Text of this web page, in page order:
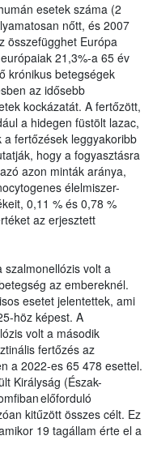
esetek száma (2
nőtt, és 2007
összefügghet Európa
21,3%-a 65 év
krónikus betegségek
az idősebb
kockázatát. A fertőzött,
a hidegen füstölt lazac,
fertőzések leggyakoribb
hogy a fogyasztásra
azon minták aránya,
élelmiszer-
0,11 % és 0,78 %
az erjesztett
szalmonellózis volt a
az embereknél.
esetet jelentettek, ami
höz képest. A
volt a második
fertőzés az
a 2022-es 65 478 esettel.
Királyság (Észak-
előforduló
kitűzött összes célt. Ez
19 tagállam érte el a